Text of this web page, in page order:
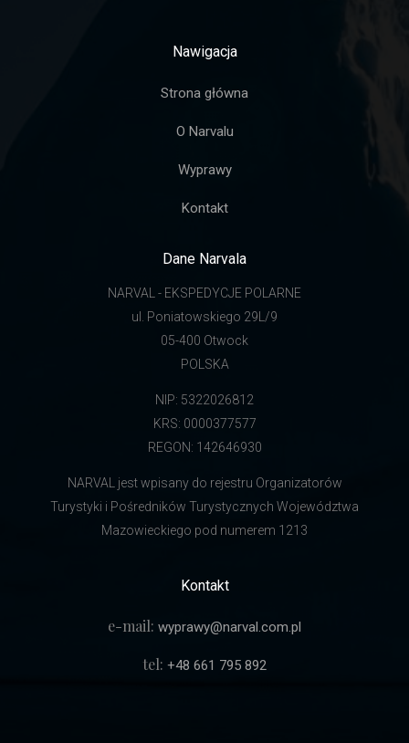
Nawigacja
Strona główna
O Narvalu
Wyprawy
Kontakt
Dane Narvala
NARVAL - EKSPEDYCJE POLARNE
ul. Poniatowskiego 29L/9
05-400 Otwock
POLSKA
NIP: 5322026812
KRS: 0000377577
REGON: 142646930
NARVAL jest wpisany do rejestru Organizatorów
Turystyki i Pośredników Turystycznych Województwa
Mazowieckiego pod numerem 1213
Kontakt
e-mail: wyprawy@narval.com.pl
tel: +48 661 795 892